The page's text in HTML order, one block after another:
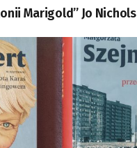
Marigold” Jo Nichols